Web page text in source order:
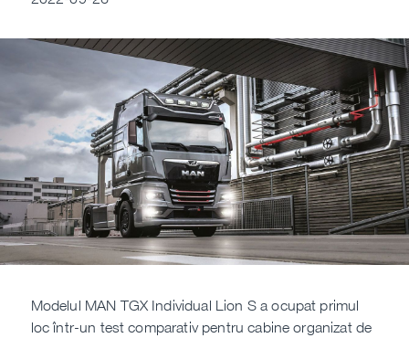
Modelul MAN TGX Individual Lion S a ocupat primul
loc într-un test comparativ pentru cabine organizat de
Second Life
ComfortSenior
Parts campaigns
Oferte speciale MHS Truck Service
A.C. campaign